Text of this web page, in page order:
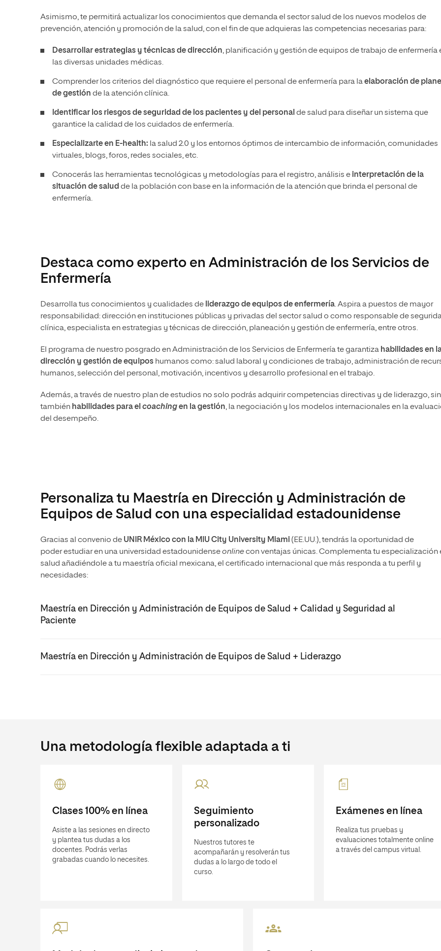
Asimismo, te permitirá actualizar los conocimientos que demanda el sector salud de los nuevos modelos de
prevención, atención y promoción de la salud, con el fin de que adquieras las competencias necesarias para:
Desarrollar estrategias y técnicas de dirección, planificación y gestión de equipos de trabajo de enfermería
las diversas unidades médicas.
Comprender los criterios del diagnóstico que requiere el personal de enfermería para laelaboración de
de gestión de la atención clínica.
Identificar los riesgos de seguridad de los pacientes y del personal de salud para diseñar un sistema que
garantice la calidad de los cuidados de enfermería.
Especializarte en E-health: la salud 2.0 y los entornos óptimos de intercambio de información, comunidades
virtuales, blogs, foros, redes sociales, etc.
Conocerás las herramientas tecnológicas y metodologías para el registro, análisis e interpretación de la
situación de salud de la población con base en la información de la atención que brinda el personal de
enfermería.
Destaca como experto en Administración de los Servicios de
Enfermería
Desarrolla tus conocimientos y cualidades de liderazgo de equipos de enfermería. Aspira a puestos de mayor
responsabilidad: dirección en instituciones públicas y privadas del sector salud o como responsable de
clínica, especialista en estrategias y técnicas de dirección, planeación y gestión de enfermería, entre otros.
El programa de nuestro posgrado en Administración de los Servicios de Enfermería te garantiza habilidades en
dirección y gestión de equipos humanos como: salud laboral y condiciones de trabajo, administración de
humanos, selección del personal, motivación, incentivos y desarrollo profesional en el trabajo.
Además, a través de nuestro plan de estudios no solo podrás adquirir competencias directivas y de liderazgo,
también habilidades para el coachingen la gestión, la negociación y los modelos internacionales en la
del desempeño.
Personaliza tu Maestría en Dirección y Administración de
Equipos de Salud con una especialidad estadounidense
Gracias al convenio de UNIR México con la MIU City University Miami (EE.UU.), tendrás la oportunidad de
poder estudiar en una universidad estadounidenseonlinecon ventajas únicas. Complementa tu especialización
salud añadiéndole a tu maestría oficial mexicana, el certificado internacional que más responda a tu perfil y
necesidades:
Maestría en Dirección y Administración de Equipos de Salud + Calidad y Seguridad al
Paciente
Maestría en Dirección y Administración de Equipos de Salud + Liderazgo
Una metodología flexible adaptada a ti
Clases 100% en línea
Asiste a las sesiones en directo
y plantea tus dudas a los
docentes. Podrás verlas
grabadas cuando lo necesites.
Seguimiento
personalizado
Nuestros tutores te
acompañarán y resolverán tus
dudas a lo largo de todo el
curso.
Exámenes en línea
Realiza tus pruebas y
evaluaciones totalmente online
a través del campus virtual.